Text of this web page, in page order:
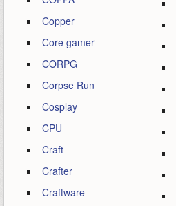
Copper
Core gamer
CORPG
Corpse Run
Cosplay
CPU
Craft
Crafter
Craftware